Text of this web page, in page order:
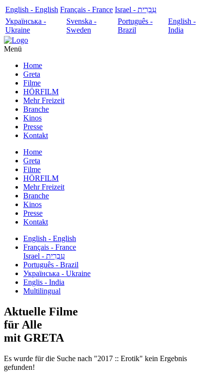
English - English Français - France
עִבְרִית - Israel
Українська -
Ukraine
Svenska -
Sweden
Português -
Brazil
English -
India
Menü
Home
Greta
Filme
HÖRFILM
Mehr Freizeit
Branche
Kinos
Presse
Kontakt
Home
Greta
Filme
HÖRFILM
Mehr Freizeit
Branche
Kinos
Presse
Kontakt
English - English
Français - France
עִבְרִית - Israel
Português - Brazil
Українська - Ukraine
Englis - India
Multilingual
Aktuelle Filme
für Alle
mit GRETA
Es wurde für die Suche nach "2017 :: Erotik" kein Ergebnis
gefunden!